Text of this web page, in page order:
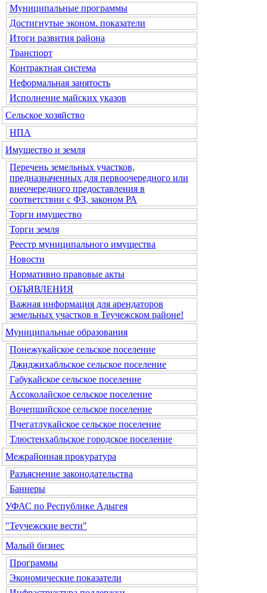
Муниципальные программы
Достигнутые эконом. показатели
Итоги развития района
Транспорт
Контрактная система
Неформальная занятость
Исполнение майских указов
Сельское хозяйство
НПА
Имущество и земля
Перечень земельных участков,
предназначенных для первоочередного или
внеочередного предоставления в
соответствии с ФЗ, законом РА
Торги имущество
Торги земля
Реестр муниципального имущества
Новости
Нормативно правовые акты
ОБЪЯВЛЕНИЯ
Важная информация для арендаторов
земельных участков в Теучежском районе!
Муниципальные образования
Понежукайское сельское поселение
Джиджихабльское сельское поселение
Габукайское сельское поселение
Ассоколайское сельское поселение
Вочепшийское сельское поселение
Пчегатлукайское сельское поселение
Тлюстенхабльское городское поселение
Межрайонная прокуратура
Разъяснение законодательства
Баннеры
УФАС по Республике Адыгея
"Теучежские вести"
Малый бизнес
Программы
Экономические показатели